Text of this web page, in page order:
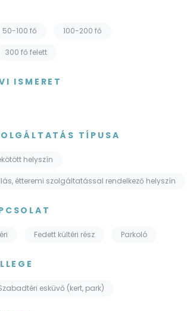
50-100 fő 100-200 fő
300 fő felett
ISMERET
TÍPUSA
helyszín
étteremi szolgáltatással rendelkező helyszín
Fedett kültéri rész Parkoló
esküvő (kert, park)